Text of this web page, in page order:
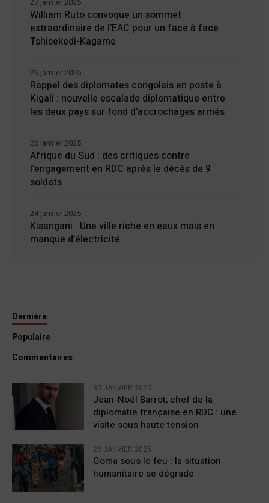
William Ruto convoque un sommet
extraordinaire de l’EAC pour un face à face
Tshisekedi-Kagame
Rappel des diplomates congolais en poste à
Kigali : nouvelle escalade diplomatique entre
les deux pays sur fond d’accrochages armés
26 janvier 2025
Afrique du Sud : des critiques contre
l’engagement en RDC après le décès de 9
soldats
26 janvier 2025
Kisangani : Une ville riche en eaux mais en
manque d’électricité
24 janvier 2025
Dernière
Populaire
Commentaires
30 JANVIER 2025
Jean-Noël Barrot, chef de la
diplomatie française en RDC : une
visite sous haute tension
28 JANVIER 2025
Goma sous le feu : la situation
humanitaire se dégrade